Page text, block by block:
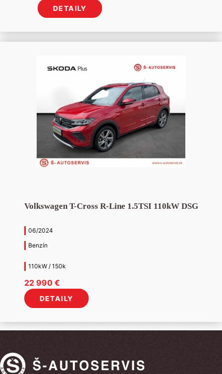
DETAILY
Volkswagen T-Cross R-Line 1.5TSI 110kW DSG
06/2024
Benzín
110kW / 150k
22 990 €
DETAILY